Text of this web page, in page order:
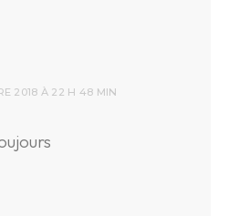
2018 À 22 H 48 MIN